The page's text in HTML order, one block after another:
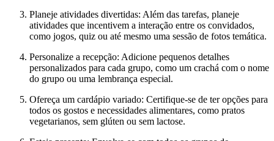
Planeje atividades divertidas: Além das tarefas, planeje
atividades que incentivem a interação entre os convidados,
como jogos, quiz ou até mesmo uma sessão de fotos temática.
Personalize a recepção: Adicione pequenos detalhes
personalizados para cada grupo, como um crachá com o nome
do grupo ou uma lembrança especial.
Ofereça um cardápio variado: Certifique-se de ter opções para
todos os gostos e necessidades alimentares, como pratos
vegetarianos, sem glúten ou sem lactose.